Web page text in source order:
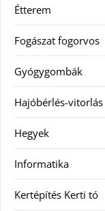
Étterem
Fogászat fogorvos
Gyógygombák
Hajóbérlés-vitorlás
Hegyek
Informatika
Kertépítés Kerti tó